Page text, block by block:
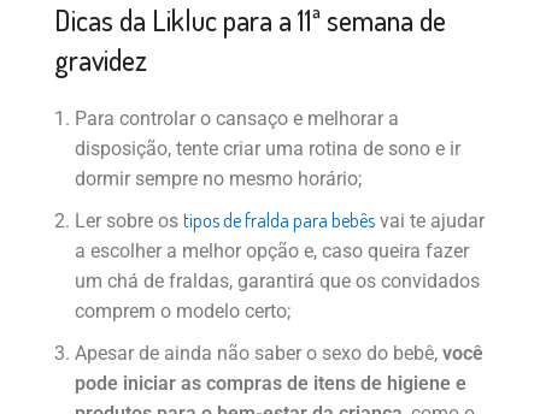
Dicas da Likluc para a 11ª semana de
gravidez
Para controlar o cansaço e melhorar a
disposição, tente criar uma rotina de sono e ir
dormir sempre no mesmo horário;
Ler sobre os tipos de fralda para bebês vai te ajudar
a escolher a melhor opção e, caso queira fazer
um chá de fraldas, garantirá que os convidados
comprem o modelo certo;
Apesar de ainda não saber o sexo do bebê, você
pode iniciar as compras de itens de higiene e